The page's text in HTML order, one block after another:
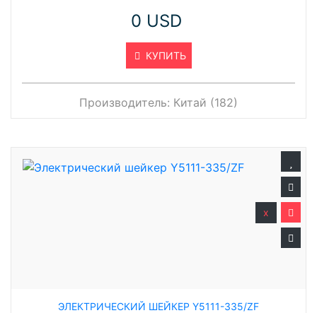
0 USD
КУПИТЬ
Производитель: Китай (182)
ЭЛЕКТРИЧЕСКИЙ ШЕЙКЕР Y5111-335/ZF
x